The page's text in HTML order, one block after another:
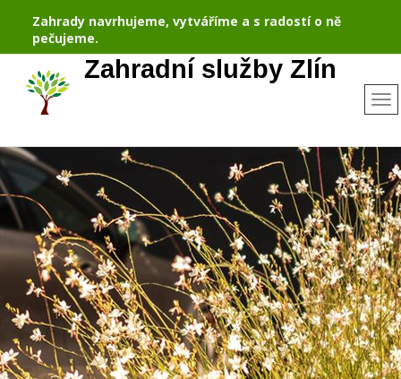
Zahrady navrhujeme, vytváříme a s radostí o ně
pečujeme.
Zahradní služby Zlín